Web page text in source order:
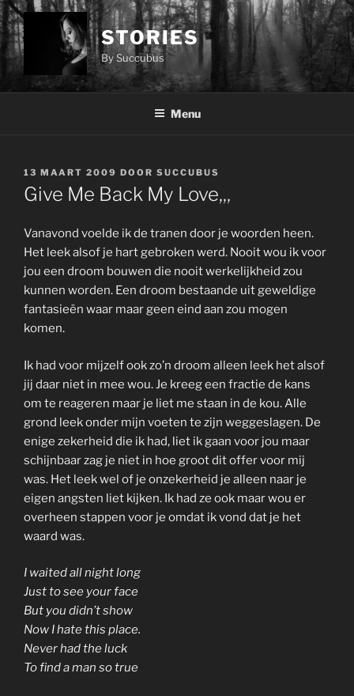
Ga
naar
de
inhoud
STORIES
By Succubus
Menu
GEPLAATST
OP
13 MAART 2009 DOOR SUCCUBUS
Give Me Back My Love,,,
Vanavond voelde ik de tranen door je woorden heen.
Het leek alsof je hart gebroken werd. Nooit wou ik voor
jou een droom bouwen die nooit werkelijkheid zou
kunnen worden. Een droom bestaande uit geweldige
fantasieën waar maar geen eind aan zou mogen
komen.
Ik had voor mijzelf ook zo’n droom alleen leek het alsof
jij daar niet in mee wou. Je kreeg een fractie de kans
om te reageren maar je liet me staan in de kou. Alle
grond leek onder mijn voeten te zijn weggeslagen. De
enige zekerheid die ik had, liet ik gaan voor jou maar
schijnbaar zag je niet in hoe groot dit offer voor mij
was. Het leek wel of je onzekerheid je alleen naar je
eigen angsten liet kijken. Ik had ze ook maar wou er
overheen stappen voor je omdat ik vond dat je het
waard was.
I waited all night long
Just to see your face
But you didn’t show
Now I hate this place.
Never had the luck
To find a man so true